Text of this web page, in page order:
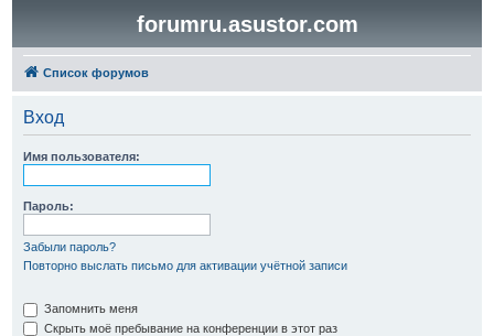
forumru.asustor.com
Список форумов
Вход
Имя пользователя:
Пароль:
Забыли пароль?
Повторно выслать письмо для активации учётной записи
Запомнить меня
Скрыть моё пребывание на конференции в этот раз